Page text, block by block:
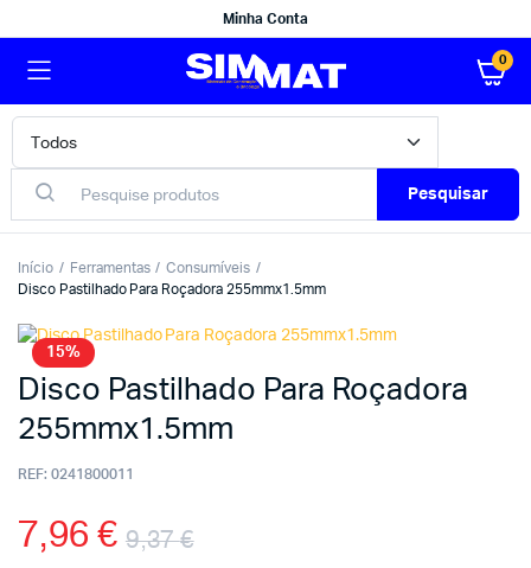
Minha Conta
0
Pesquisar
Início Ferramentas
Consumíveis
Disco Pastilhado Para Roçadora 255mmx1.5mm
15%
Disco Pastilhado Para Roçadora
255mmx1.5mm
REF: 0241800011
9,37€
7,96€